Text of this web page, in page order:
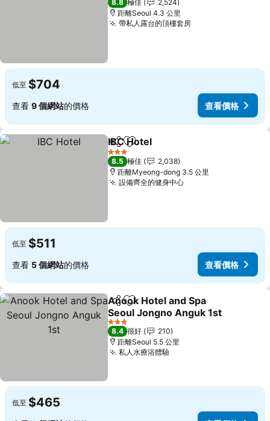
8.8 極佳
2,524
距離Seoul 4.3 公里
帶私人露台的頂樓套房
低至 $704
查看 9 個網站的價格 查看價格
分享 放到收藏夾
IBC Hotel
3 星級
8.5 極佳
2,038
距離Myeong-dong 3.5 公里
設備齊全的健身中心
低至 $511
查看 5 個網站的價格 查看價格
分享 放到收藏夾
Anook Hotel and Spa
Seoul Jongno Anguk 1st
3 星級
8.4 很好
210
距離Seoul 5.5 公里
私人水療浴體驗
低至 $465